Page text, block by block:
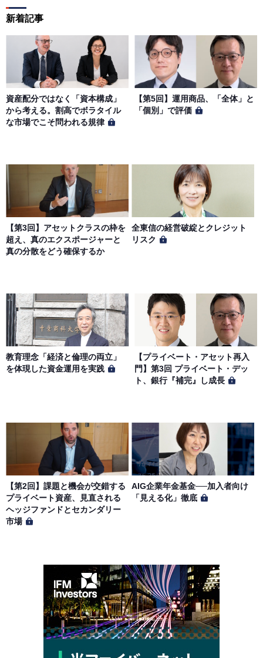
新着記事
資産配分ではなく「資本構成」
から考える。割高でボラタイル
な市場でこそ問われる規律
【第5回】運用商品、「全体」と
「個別」で評価
【第3回】アセットクラスの枠を
超え、真のエクスポージャーと
真の分散をどう確保するか
全東信の経営破綻とクレジット
リスク
教育理念「経済と倫理の両立」
を体現した資金運用を実践
【プライベート・アセット再入
門】第3回 プライベート・デッ
ト、銀行『補完』し成長
【第2回】課題と機会が交錯する
プライベート資産、見直される
ヘッジファンドとセカンダリー
市場
AIG企業年金基金──加入者向け
「見える化」徹底